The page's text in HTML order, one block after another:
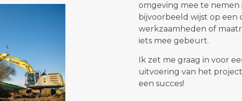
omgeving mee te nemen
bijvoorbeeld wijst op een
werkzaamheden of
iets mee gebeurt.
Ik zet me graag in voor
uitvoering van het
een succes!